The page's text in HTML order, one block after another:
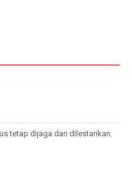
tetap dijaga dan dilestarikan.